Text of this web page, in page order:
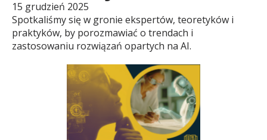
s
15 grudzień 2025
Spotkaliśmy się w gronie ekspertów, teoretyków i
praktyków, by porozmawiać o trendach i
zastosowaniu rozwiązań opartych na AI.